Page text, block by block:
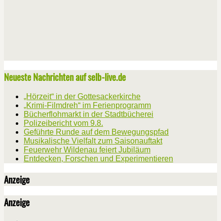
Neueste Nachrichten auf selb-live.de
„Hörzeit“ in der Gottesackerkirche
„Krimi-Filmdreh“ im Ferienprogramm
Bücherflohmarkt in der Stadtbücherei
Polizeibericht vom 9.8.
Geführte Runde auf dem Bewegungspfad
Musikalische Vielfalt zum Saisonauftakt
Feuerwehr Wildenau feiert Jubiläum
Entdecken, Forschen und Experimentieren
Anzeige
Anzeige